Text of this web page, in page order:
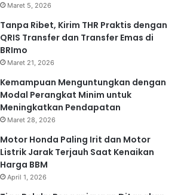
Maret 5, 2026
Tanpa Ribet, Kirim THR Praktis dengan
QRIS Transfer dan Transfer Emas di
BRImo
Maret 21, 2026
Kemampuan Menguntungkan dengan
Modal Perangkat Minim untuk
Meningkatkan Pendapatan
Maret 28, 2026
Motor Honda Paling Irit dan Motor
Listrik Jarak Terjauh Saat Kenaikan
Harga BBM
April 1, 2026